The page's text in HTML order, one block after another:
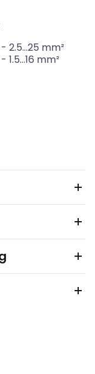
2.5...25 mm²
- 1.5...16 mm²